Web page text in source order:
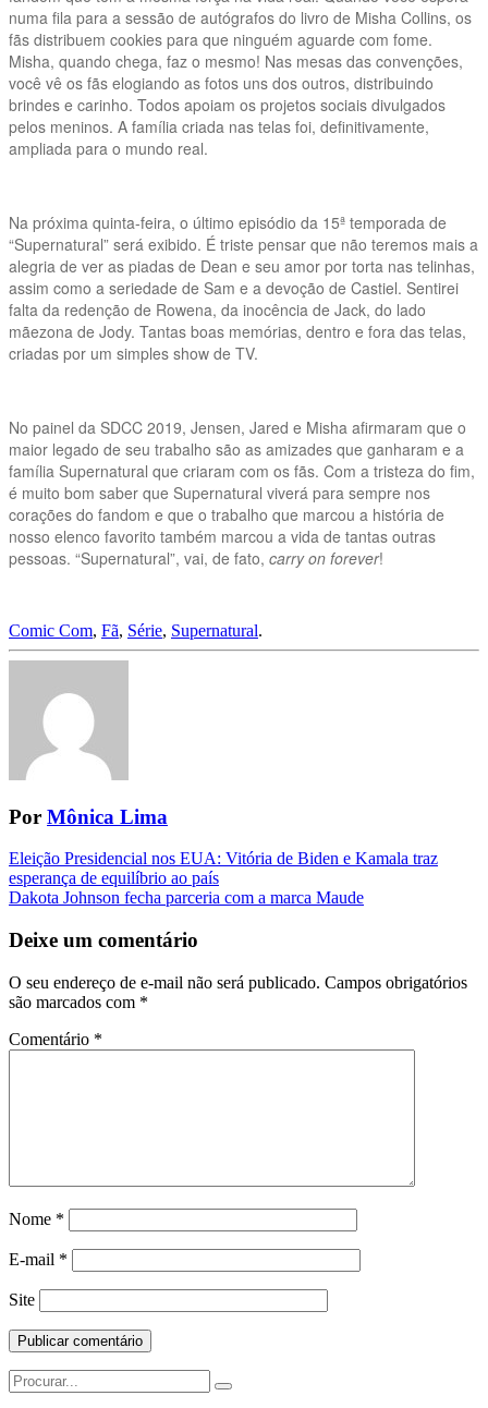
numa fila para a sessão de autógrafos do livro de Misha Collins, os
fãs distribuem cookies para que ninguém aguarde com fome.
Misha, quando chega, faz o mesmo! Nas mesas das convenções,
você vê os fãs elogiando as fotos uns dos outros, distribuindo
brindes e carinho. Todos apoiam os projetos sociais divulgados
pelos meninos. A família criada nas telas foi, definitivamente,
ampliada para o mundo real.
Na próxima quinta-feira, o último episódio da 15ª temporada de
“Supernatural” será exibido. É triste pensar que não teremos mais a
alegria de ver as piadas de Dean e seu amor por torta nas telinhas,
assim como a seriedade de Sam e a devoção de Castiel. Sentirei
falta da redenção de Rowena, da inocência de Jack, do lado
mãezona de Jody. Tantas boas memórias, dentro e fora das telas,
criadas por um simples show de TV.
No painel da SDCC 2019, Jensen, Jared e Misha afirmaram que o
maior legado de seu trabalho são as amizades que ganharam e a
família Supernatural que criaram com os fãs. Com a tristeza do fim,
é muito bom saber que Supernatural viverá para sempre nos
corações do fandom e que o trabalho que marcou a história de
nosso elenco favorito também marcou a vida de tantas outras
pessoas. “Supernatural”, vai, de fato, carry on forever!
Comic Com, Fã, Série, Supernatural.
Por Mônica Lima
Navegação
da
Eleição Presidencial nos EUA: Vitória de Biden e Kamala traz
esperança de equilíbrio ao país
Dakota Johnson fecha parceria com a marca Maude
Deixe um comentário
O seu endereço de e-mail não será publicado. Campos obrigatórios
são marcados com *
Comentário *
Nome *
E-mail *
Site
Search
for: